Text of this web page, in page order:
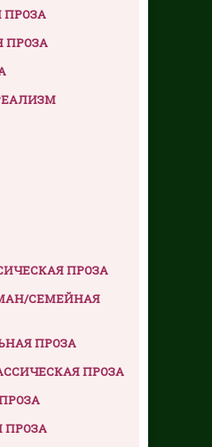
ПРОЗА
ПРОЗА
ПРОЗА
СЕМЕЙНАЯ
ПРОЗА
ПРОЗА
ПРОЗА